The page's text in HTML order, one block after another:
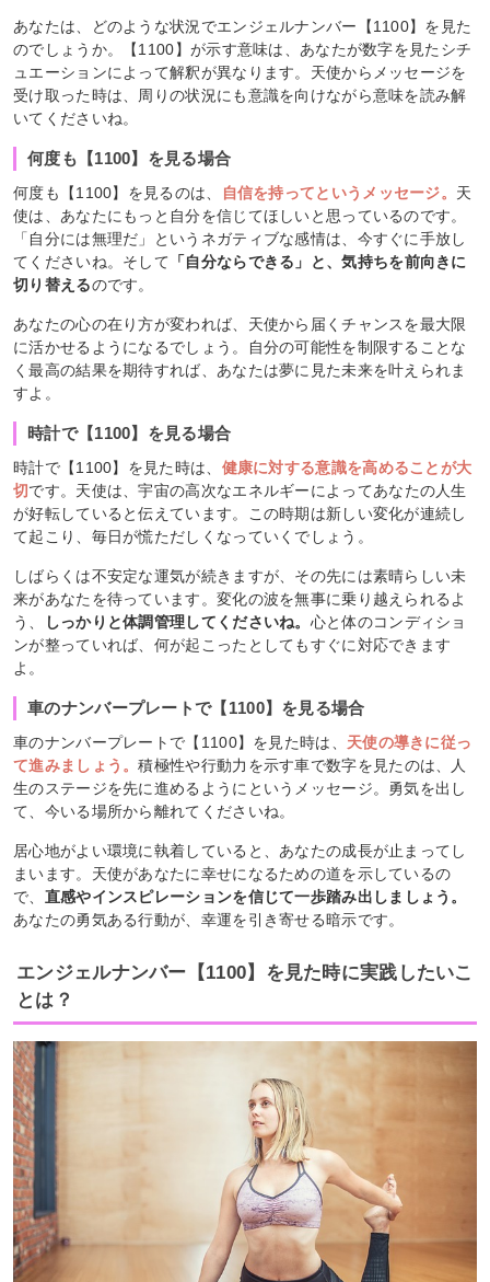
あなたは、どのような状況でエンジェルナンバー【1100】を見た
のでしょうか。【1100】が示す意味は、あなたが数字を見たシチ
ュエーションによって解釈が異なります。天使からメッセージを
受け取った時は、周りの状況にも意識を向けながら意味を読み解
いてくださいね。
何度も【1100】を見る場合
何度も【1100】を見るのは、 自信を持ってというメッセージ。 天
使は、あなたにもっと自分を信じてほしいと思っているのです。
「自分には無理だ」というネガティブな感情は、今すぐに手放し
てくださいね。そして 「自分ならできる」と、気持ちを前向きに
切り替えるのです。
あなたの心の在り方が変われば、天使から届くチャンスを最大限
に活かせるようになるでしょう。自分の可能性を制限することな
く最高の結果を期待すれば、あなたは夢に見た未来を叶えられま
すよ。
時計で【1100】を見る場合
時計で【1100】を見た時は、 健康に対する意識を高めることが大
切です。天使は、宇宙の高次なエネルギーによってあなたの人生
が好転していると伝えています。この時期は新しい変化が連続し
て起こり、毎日が慌ただしくなっていくでしょう。
しばらくは不安定な運気が続きますが、その先には素晴らしい未
来があなたを待っています。変化の波を無事に乗り越えられるよ
う、
しっかりと体調管理してくださいね。 心と体のコンディショ
ンが整っていれば、何が起こったとしてもすぐに対応できます
よ。
車のナンバープレートで【1100】を見る場合
車のナンバープレートで【1100】を見た時は、 天使の導きに従っ
て進みましょう。積極性や行動力を示す車で数字を見たのは、人
生のステージを先に進めるようにというメッセージ。勇気を出し
て、今いる場所から離れてくださいね。
居心地がよい環境に執着していると、あなたの成長が止まってし
まいます。天使があなたに幸せになるための道を示しているの
で、 直感やインスピレーションを信じて一歩踏み出しましょう。
あなたの勇気ある行動が、幸運を引き寄せる暗示です。
エンジェルナンバー【1100】を見た時に実践したいこ
とは？